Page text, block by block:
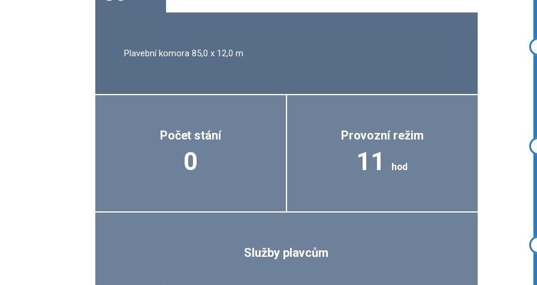
Plavební komora 85,0 x 12,0 m
Počet stání
0
Provozní režim
11 hod
Služby plavcům